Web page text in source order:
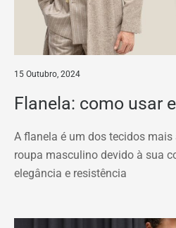
15 Outubro, 2024
Flanela: como usar
A flanela é um dos tecidos
roupa masculino devido à sua
elegância e resistência